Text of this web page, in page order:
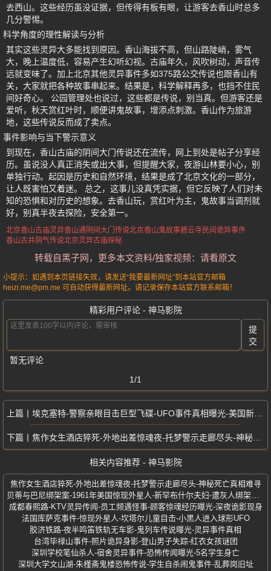
去西山。这些经历虽没证据，但传得有板有眼，让游客去香山时总多
几分警惕。
科学角度的理性解读与分析
其实这些灵异大多能找到原因。香山海拔不高，但山路陡峭，雾气
大，晚上温度低，容易产生幻听幻视。古庙年久，风吹树动，声音传
远就变味了。加上北京其他灵异事件多如375路公交传说也跟香山有
关，大家就把各种故事串起来。结果是，科学解释再多，也挡不住民
间好奇心。 公园管理处也说过，这些都是传说，别当真。但游客还是
爱听，秋天赏红叶时，顺便讲鬼故事，增添点刺激。香山作为旅游
地，这些传说反而成了卖点。
事件影响与当下警示意义
到现在，香山古庙的阴间大门传说还在流传，网上到处是帖子分享经
历。虽说没人真正消失或出大事，但提醒大家，夜游山林要小心，别
单独行动。起因是历史和自然环境，结果是成了北京文化的一部分，
让人既害怕又着迷。 总之，这事儿没真凭实据，但它反映了人们对未
知的恐惧和对历史的想象。去香山玩，赏红叶为主，鬼故事当调剂就
好，别真半夜去探险，安全第一。
北京香山古庙灵异香山通阴间大门传说北京香山鬼故事碧云寺民间诡异事件
香山古井阴气传说北京灵异古庙探秘
转载自黑子网，更多本文资料/独家视频：请看原文
小提示：如遇到本页链接失效，请发送“我要最新网址”到本站官方邮箱
heizi.me@pm.me 可自动获得最新网址。请记录保存本站官方联系邮箱！
精彩用户评论 - 神马影院
提
交
暂无评论
1/1
埃克塞特-警察亲眼目击巨型飞碟-UFO事件真相曝光-美国新罕布什尔州
焦作女生酒店猝死-外地出差惊魂夜-托梦警示走廊尽头-神秘死亡真相难寻
相关内容推荐 - 神马影院
焦作女生酒店猝死-外地出差惊魂夜-托梦警示走廊尽头-神秘死亡真相难寻
贝蒂与巴尼绑架案-1961年美国惊现外星人-新罕布什尔夫妇-遭灰人绑架实验
成都春熙路-KTV灵异传闻-员工频遇怪事-顾客惊魂经历曝光-深夜诡影现身
法国库萨克事件-惊现外星人-坎塔尔儿童目击-小黑人进入球形UFO
胶济铁路-夜半鸣笛铁轨无车影-鬼列车传说曝光-灵异事件真相
台湾毕禄山事件-照片诡异身影-登山男子失踪-红衣女孩谜团
深圳学校笔仙杀人-宿舍灵异事件-恐怖传闻曝光-5名学生身亡
深圳大学文山湖-朱槿斋鬼楼恐怖传说-学生自杀闹鬼事件-乱葬岗旧址